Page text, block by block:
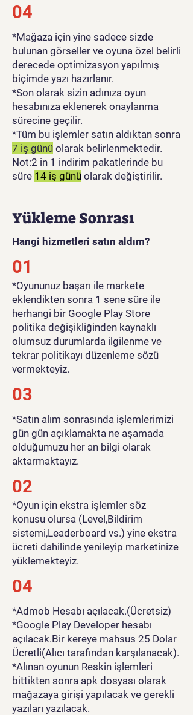
04
*Mağaza için yine sadece sizde
bulunan görseller ve oyuna özel belirli
derecede optimizasyon yapılmış
biçimde yazı hazırlanır.
*Son olarak sizin adınıza oyun
hesabınıza eklenerek onaylanma
sürecine geçilir.
*Tüm bu işlemler satın aldıktan sonra
7 iş günü olarak belirlenmektedir.
Not:2 in 1 indirim pakatlerinde bu
süre 14 iş günü olarak değiştirilir.
Yükleme Sonrası
Hangi hizmetleri satın aldım?
01
​*Oyununuz başarı ile markete
eklendikten sonra 1 sene süre ile
herhangi bir Google Play Store
politika değişikliğinden kaynaklı
olumsuz durumlarda ilgilenme ve
tekrar politikayı düzenleme sözü
vermekteyiz.
03
*Satın alım sonrasında işlemlerimizi
gün gün açıklamakta ne aşamada
olduğumuzu her an bilgi olarak
aktarmaktayız.
02
*Oyun için ekstra işlemler söz
konusu olursa (Level,Bildirim
sistemi,Leaderboard vs.) yine ekstra
ücreti dahilinde yenileyip marketinize
yüklemekteyiz.
04
*Admob Hesabı açılacak.(Ücretsiz)
*Google Play Developer hesabı
açılacak.Bir kereye mahsus 25 Dolar
Ücretli(Alıcı tarafından karşılanacak).
*Alınan oyunun Reskin işlemleri
bittikten sonra apk dosyası olarak
mağazaya girişi yapılacak ve gerekli
yazıları yazılacak.